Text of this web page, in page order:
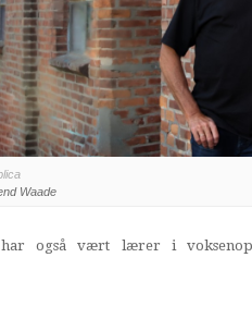
Waade
har også vært lærer i